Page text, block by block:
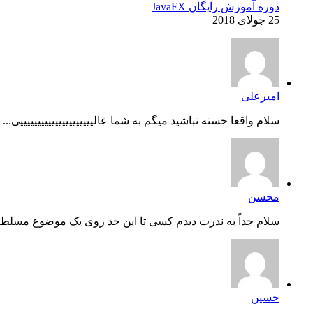
دوره آموزش رایگان JavaFX
25 جولای 2018
امیرعلی
سلام واقعا خسته نباشید میگم به شما عالیییییییییییییییییییییی...
محسن
سلام جداً به ندرت دیدم کسی تا این حد روی یک موضوع
حسین